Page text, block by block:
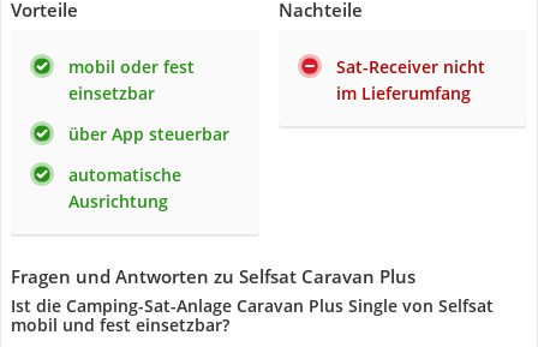
Vorteile
mobil oder fest
einsetzbar
über App steuerbar
automatische
Ausrichtung
Nachteile
Sat-Receiver nicht
im Lieferumfang
Fragen und Antworten zu Selfsat Caravan Plus
Ist die Camping-Sat-Anlage Caravan Plus Single von Selfsat
mobil und fest einsetzbar?